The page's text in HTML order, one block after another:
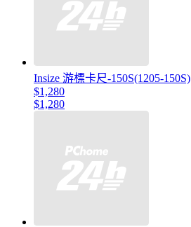
Insize 游標卡尺-150S(1205-150S)
$1,280
$1,280